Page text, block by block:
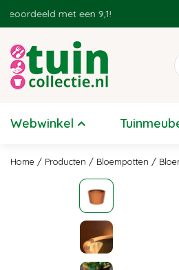
Home Producten Bloempotten
met een 9,1!
Webwinkel